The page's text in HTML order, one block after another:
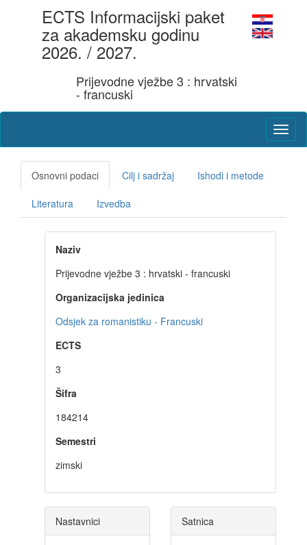
ECTS Informacijski paket
za akademsku godinu
2026. / 2027.
Prijevodne vježbe 3 : hrvatski
- francuski
Osnovni podaci Cilj i sadržaj Ishodi i metode
Literatura Izvedba
Naziv
Prijevodne vježbe 3 : hrvatski - francuski
Organizacijska jedinica
Odsjek za romanistiku - Francuski
ECTS
3
Šifra
184214
Semestri
zimski
Nastavnici Satnica